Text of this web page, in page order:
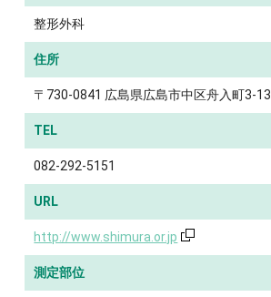
整形外科
住所
〒730-0841 広島県広島市中区舟入町3-13
TEL
082-292-5151
URL
http://www.shimura.or.jp
測定部位